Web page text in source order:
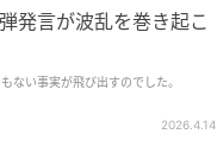
発言が波乱を巻き起こ
ない事実が飛び出すのでした。
2026.4.14